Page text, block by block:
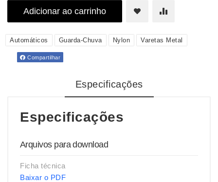
Adicionar ao carrinho
Automáticos Guarda-Chuva Nylon Varetas Metal
Compartilhar
Especificações
Especificações
Arquivos para download
Ficha técnica
Baixar o PDF